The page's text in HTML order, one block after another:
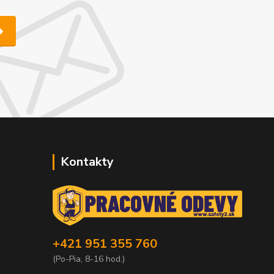
Kontakty
+421 951 355 760
(Po-Pia, 8-16 hod.)